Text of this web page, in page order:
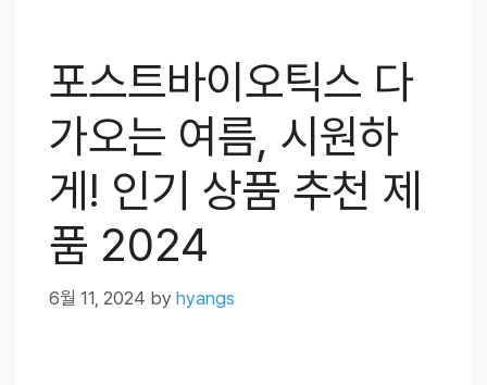
포스트바이오틱스 다
가오는 여름, 시원하
게! 인기 상품 추천 제
품 2024
6월 11, 2024 by hyangs